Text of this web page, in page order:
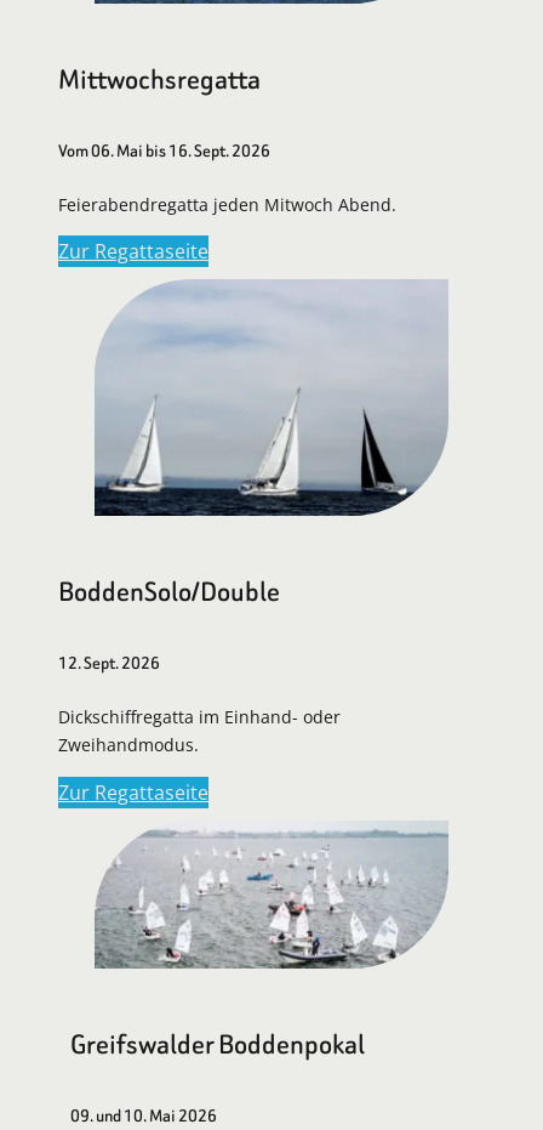
Mittwochsregatta
Vom 06. Mai bis 16. Sept. 2026
Feierabendregatta jeden Mitwoch Abend.
Zur Regattaseite
BoddenSolo/Double
12. Sept. 2026
Dickschiffregatta im Einhand- oder
Zweihandmodus.
Zur Regattaseite
Greifswalder Boddenpokal
09. und 10. Mai 2026